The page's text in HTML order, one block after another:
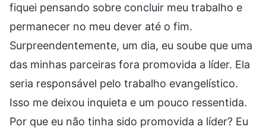
fiquei pensando sobre concluir meu trabalho e
permanecer no meu dever até o fim.
Surpreendentemente, um dia, eu soube que uma
das minhas parceiras fora promovida a líder. Ela
seria responsável pelo trabalho evangelístico.
Isso me deixou inquieta e um pouco ressentida.
Por que eu não tinha sido promovida a líder? Eu